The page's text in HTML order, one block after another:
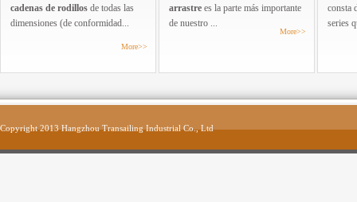
cadenas de rodillos de todas las
dimensiones (de conformidad...
More>>
arrastre es la parte más importante
de nuestro ...
More>>
consta
series
Copyright 2013 Hangzhou Transailing Industrial Co., Ltd